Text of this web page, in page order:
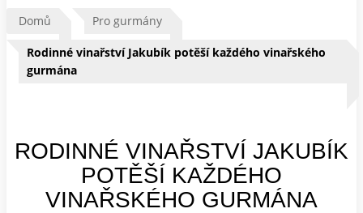
Domů Pro gurmány
Rodinné vinařství Jakubík potěší každého vinařského
gurmána
RODINNÉ VINAŘSTVÍ JAKUBÍK
POTĚŠÍ KAŽDÉHO
VINAŘSKÉHO GURMÁNA